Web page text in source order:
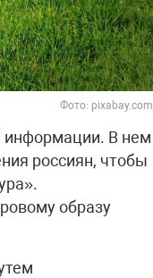
Фото: pixabay.com
информации. В нем
россиян, чтобы
образу